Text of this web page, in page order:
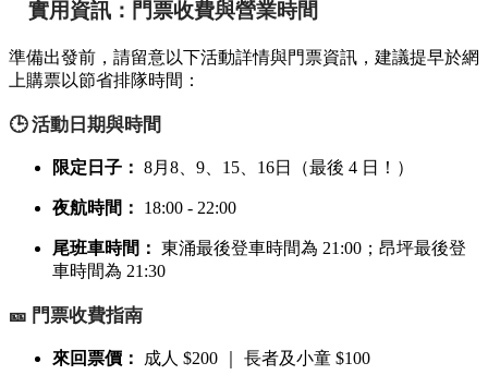
實用資訊：門票收費與營業時間
準備出發前，請留意以下活動詳情與門票資訊，建議提早於網
上購票以節省排隊時間：
🕒 活動日期與時間
限定日子： 8月8、9、15、16日（最後 4 日！）
夜航時間： 18:00 - 22:00
尾班車時間： 東涌最後登車時間為 21:00；昂坪最後登
車時間為 21:30
🎫 門票收費指南
來回票價： 成人 $200 ｜ 長者及小童 $100